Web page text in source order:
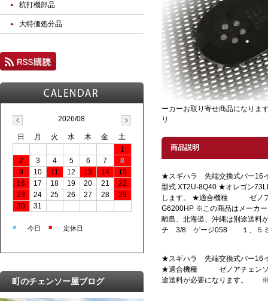
ーカーお取り寄せ商品にな
リ
商品説明
★スギハラ 先端交換式バー16
型式 XT2U-8Q40 ★オレゴン
します。 ★適合機種 ゼノア
G6200HP ※この商品はメーカ
離島、北海道、沖縄は別途送
チ 3/8 ゲージ058 １、５
★スギハラ 先端交換式バー16
★適合機種 ゼノアチェンソー
途送料が必要になります
杭打機部品
大特価処分品
2026/08
日 月 火 水 木 金
土
1
2
3 4 5 6 7
8
9
10 11 12 13 14
15
16
17 18 19 20 21
22
23
24 25 26 27 28
29
30
31
■ 今日 ■ 定休日
町のチェンソー屋ブログ